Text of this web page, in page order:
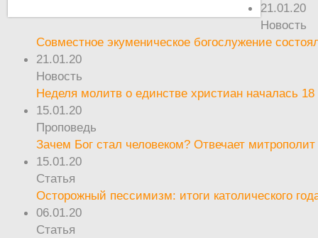
21.01.20
Новость
Совместное экуменическое богослужение
21.01.20
Новость
Неделя молитв о единстве христиан началась 18
15.01.20
Проповедь
Зачем Бог стал человеком? Отвечает
15.01.20
Статья
Осторожный пессимизм: итоги католического
06.01.20
Статья